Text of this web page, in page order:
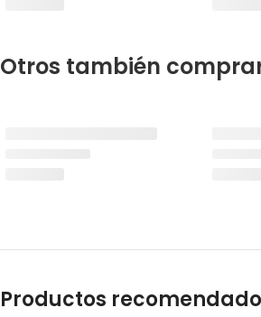
Otros también
Productos